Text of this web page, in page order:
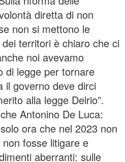
diretta di non
non si mettono le
territori è chiaro che ci
noi avevamo
di legge per tornare
il governo deve dirci
alla legge Delrio”.
Antonino De Luca:
ora che nel 2023 non
fosse litigare e
aberranti: sulle